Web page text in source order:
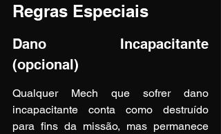
Regras Especiais
Dano Incapacitante
(opcional)
Qualquer Mech que sofrer dano
incapacitante conta como destruído
para fins da missão, mas permanece